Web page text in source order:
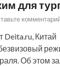
для
Deita.ru, Китай
Об этом